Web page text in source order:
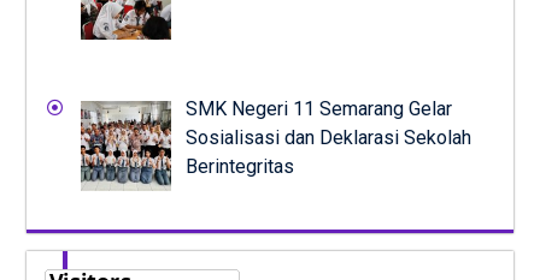
SMK Negeri 11 Semarang Gelar
Sosialisasi dan Deklarasi Sekolah
Berintegritas